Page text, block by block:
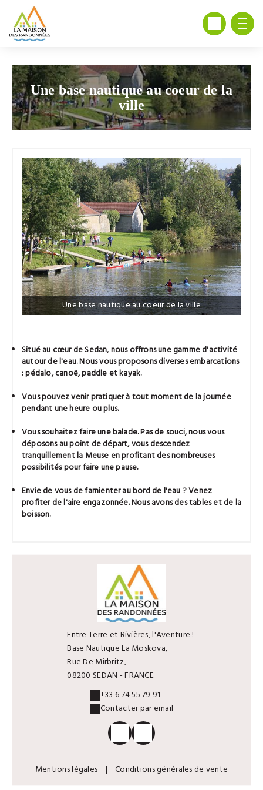
Une base nautique au coeur de la
ville
Une base nautique au coeur de la ville
Situé au cœur de Sedan, nous offrons une gamme d'activité
autour de l'eau. Nous vous proposons diverses embarcations
: pédalo, canoë, paddle et kayak.
Vous pouvez venir pratiquer à tout moment de la journée
pendant une heure ou plus.
Vous souhaitez faire une balade. Pas de souci, nous vous
déposons au point de départ, vous descendez
tranquillement la Meuse en profitant des nombreuses
possibilités pour faire une pause.
Envie de vous de farnienter au bord de l'eau ? Venez
profiter de l'aire engazonnée. Nous avons des tables et de la
boisson.
Entre Terre et Rivières, l'Aventure !
Base Nautique La Moskova,
Rue De Mirbritz,
08200 SEDAN - FRANCE
+33 6 74 55 79 91
Contacter par email
Mentions légales | Conditions générales de vente